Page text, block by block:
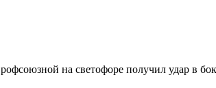
на светофоре получил удар в